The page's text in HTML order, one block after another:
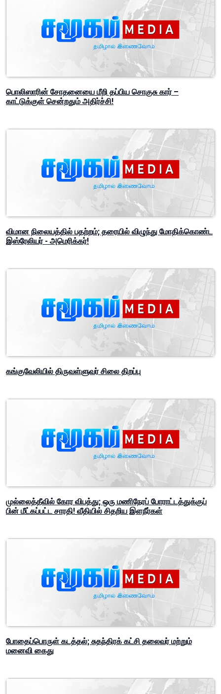
பொலிஸாரின் சோதனையை மீறி தப்பிய சொகுசு கார் –
காட்டுக்குள் சென்றதும் அதிர்ச்சி!
விமான நிலையத்தில் பதற்றம்; தரையில் விழுந்து மோதிக்கொண்ட
இஸ்ரேலியர் - அமெரிக்கர்!
கங்குவேலியில் திருவள்ளுவர் சிலை திறப்பு
முல்லைத்தீவில் கோர விபத்து; ஒரு மணிநேரப் போராட்டத்துக்குப்
பின் மீட்கப்பட்ட சாரதி! வீதியில் சிதறிய இளநீர்கள்
போதைப்பொருள் கடத்தல்; சுதந்திரக் கட்சி தலைவர் மற்றும்
மனைவி கைது